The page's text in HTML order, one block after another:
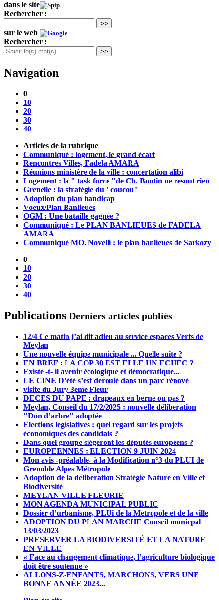
dans le site
Rechercher :
>>
sur le web
Rechercher :
>>
Navigation
0
10
20
30
40
Articles de la rubrique
Communiqué : logement, le grand écart
Rencontres Villes, Fadela AMARA
Réunions ministère de la ville : concertation alibi
Logement : la " task force "de Ch. Boutin ne resout rien
Grenelle : la stratégie du "coucou"
Adoption du plan handicap
Voeux/Plan Banlieues
OGM : Une bataille gagnée ?
Communiqué : Le PLAN BANLIEUES de FADELA
AMARA
Communiqué MO. Novelli : le plan banlieues de Sarkozy
0
10
20
30
40
Publications Derniers articles publiés
12/4 Ce matin j’ai dit adieu au service espaces Verts de
Meylan
Une nouvelle équipe municipale ... Quelle suite ?
EN BREF : LA COP 30 EST ELLE UN ECHEC ?
Existe -t- il avenir écologique et démocratique...
LE CINE D’été s’est deroulé dans un parc rénové
visite du Jury 3eme Fleur
DECES DU PAPE : drapeaux en berne ou pas ?
Meylan, Conseil du 17/2/2025 : nouvelle déliberation
"Don d’arbre" adoptée
Elections legislatives : quel regard sur les projets
économiques des candidats ?
Dans quel groupe siègeront les députés européens ?
EUROPEENNES : ELECTION 9 JUIN 2024
Mon avis -préalable- à la Modification n°3 du PLUI de
Grenoble Alpes Métropole
Adoption de la deliberation Stratégie Nature en Ville et
Biodiversité
MEYLAN VILLE FLEURIE
MON AGENDA MUNICIPAL PUBLIC
Dossier d’urbanisme, PLUi de la Metropole et de la ville
ADOPTION DU PLAN MARCHE Conseil municpal
13/03/2023
PRESERVER LA BIODIVERSITÉ ET LA NATURE
EN VILLE
« Face au changement climatique, l’agriculture biologique
doit être soutenue »
ALLONS-Z-ENFANTS, MARCHONS, VERS UNE
BONNE ANNÉE 2023...